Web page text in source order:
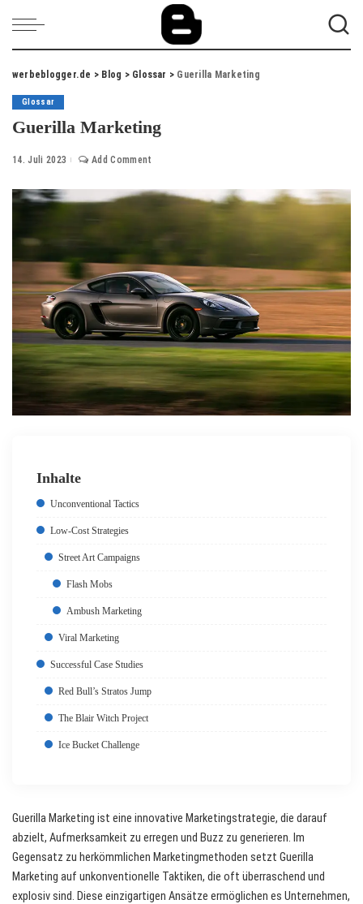
werbeblogger.de > Blog > Glossar > Guerilla Marketing
Glossar
Guerilla Marketing
14. Juli 2023 Add Comment
Inhalte
Unconventional Tactics
Low-Cost Strategies
Street Art Campaigns
Flash Mobs
Ambush Marketing
Viral Marketing
Successful Case Studies
Red Bull’s Stratos Jump
The Blair Witch Project
Ice Bucket Challenge
Guerilla Marketing ist eine innovative Marketingstrategie, die darauf
abzielt, Aufmerksamkeit zu erregen und Buzz zu generieren. Im
Gegensatz zu herkömmlichen Marketingmethoden setzt Guerilla
Marketing auf unkonventionelle Taktiken, die oft überraschend und
explosiv sind. Diese einzigartigen Ansätze ermöglichen es Unternehmen,